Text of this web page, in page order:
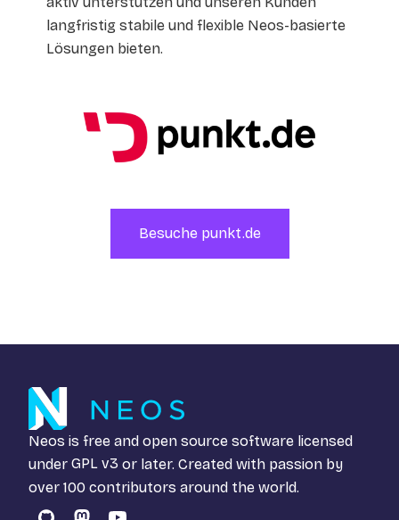
langfristig stabile und flexible Neos-basierte
Lösungen bieten.
Besuche punkt.de
Neos is free and open source software licensed
under GPL v3 or later. Created with passion by
over 100 contributors around the world.